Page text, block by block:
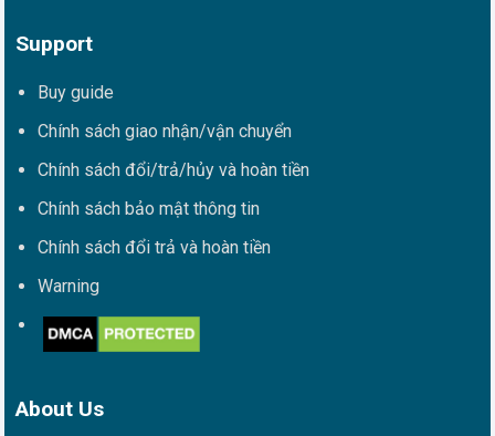
Support
Buy guide
Chính sách giao nhận/vận chuyển
Chính sách đổi/trả/hủy và hoàn tiền
Chính sách bảo mật thông tin
Chính sách đổi trả và hoàn tiền
Warning
About Us